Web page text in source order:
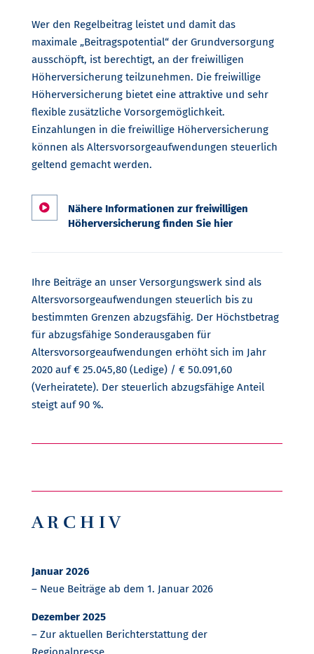
Wer den Regelbeitrag leistet und damit das
maximale „Beitragspotential“ der Grundversorgung
ausschöpft, ist berechtigt, an der freiwilligen
Höherversicherung teilzunehmen. Die freiwillige
Höherversicherung bietet eine attraktive und sehr
flexible zusätzliche Vorsorgemöglichkeit.
Einzahlungen in die freiwillige Höherversicherung
können als Altersvorsorgeaufwendungen steuerlich
geltend gemacht werden.

Nähere Informationen zur freiwilligen
Höherversicherung finden Sie hier
Ihre Beiträge an unser Versorgungswerk sind als
Altersvorsorgeaufwendungen steuerlich bis zu
bestimmten Grenzen abzugsfähig. Der Höchstbetrag
für abzugsfähige Sonderausgaben für
Altersvorsorgeaufwendungen erhöht sich im Jahr
2020 auf € 25.045,80 (Ledige) / € 50.091,60
(Verheiratete). Der steuerlich abzugsfähige Anteil
steigt auf 90 %.
A R C H I V
Januar 2026
– Neue Beiträge ab dem 1. Januar 2026
Dezember 2025
– Zur aktuellen Berichterstattung der